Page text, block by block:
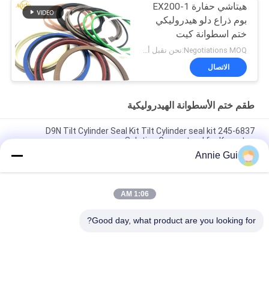
هيتاشي حفارة EX200-1
بوم ذراع دلو هيدروليكي
ختم اسطوانة كيت
Negotiations MOQ:نحن نقبل أمر المحاكمة
الاتصال
طقم ختم الأسطوانة الهيدروليكية
245-6837 D9N Tilt Cylinder Seal Kit Tilt Cylinder seal kit
Solution Guaranteed for Komatsu
هيتاشي EX1200-5C EX1200-5D ZX1000K-3
High Pressure 707-99-85350 PC2000-8 Arm BH Hydraulic
Annie Gui
1:06 AM
Good day, what product are you looking for?